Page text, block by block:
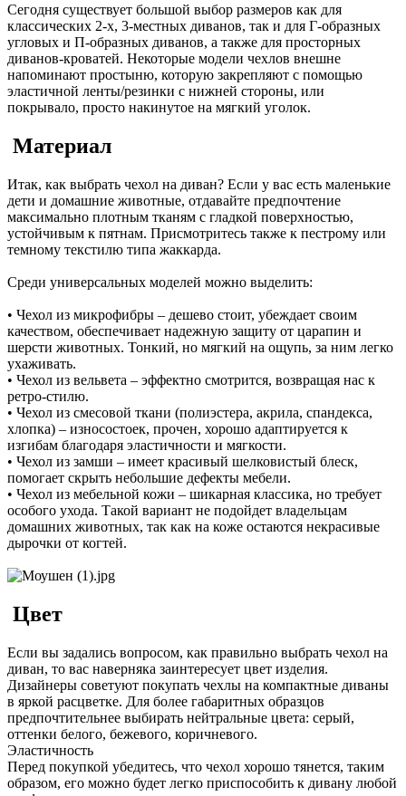
Сегодня существует большой выбор размеров как для
классических 2-х, 3-местных диванов, так и для Г-образных
угловых и П-образных диванов, а также для просторных
диванов-кроватей. Некоторые модели чехлов внешне
напоминают простыню, которую закрепляют с помощью
эластичной ленты/резинки с нижней стороны, или
покрывало, просто накинутое на мягкий уголок.
Материал
Итак, как выбрать чехол на диван? Если у вас есть маленькие
дети и домашние животные, отдавайте предпочтение
максимально плотным тканям с гладкой поверхностью,
устойчивым к пятнам. Присмотритесь также к пестрому или
темному текстилю типа жаккарда.
Среди универсальных моделей можно выделить:
• Чехол из микрофибры – дешево стоит, убеждает своим
качеством, обеспечивает надежную защиту от царапин и
шерсти животных. Тонкий, но мягкий на ощупь, за ним легко
ухаживать.
• Чехол из вельвета – эффектно смотрится, возвращая нас к
ретро-стилю.
• Чехол из смесовой ткани (полиэстера, акрила, спандекса,
хлопка) – износостоек, прочен, хорошо адаптируется к
изгибам благодаря эластичности и мягкости.
• Чехол из замши – имеет красивый шелковистый блеск,
помогает скрыть небольшие дефекты мебели.
• Чехол из мебельной кожи – шикарная классика, но требует
особого ухода. Такой вариант не подойдет владельцам
домашних животных, так как на коже остаются некрасивые
дырочки от когтей.
Цвет
Если вы задались вопросом, как правильно выбрать чехол на
диван, то вас наверняка заинтересует цвет изделия.
Дизайнеры советуют покупать чехлы на компактные диваны
в яркой расцветке. Для более габаритных образцов
предпочтительнее выбирать нейтральные цвета: серый,
оттенки белого, бежевого, коричневого.
Эластичность
Перед покупкой убедитесь, что чехол хорошо тянется, таким
образом, его можно будет легко приспособить к дивану любой